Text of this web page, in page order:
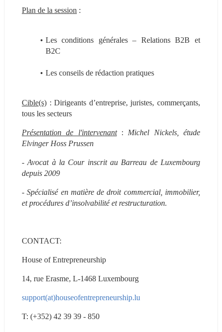
Plan de la session :
Les conditions générales – Relations B2B et
B2C
Les conseils de rédaction pratiques
Cible(s) : Dirigeants d’entreprise, juristes, commerçants,
tous les secteurs
Présentation de l'intervenant : Michel Nickels, étude
Elvinger Hoss Prussen
- Avocat à la Cour inscrit au Barreau de Luxembourg
depuis 2009
- Spécialisé en matière de droit commercial, immobilier,
et procédures d’insolvabilité et restructuration.
CONTACT:
House of Entrepreneurship
14, rue Erasme, L-1468 Luxembourg
support(at)houseofentrepreneurship.lu
T: (+352) 42 39 39 - 850